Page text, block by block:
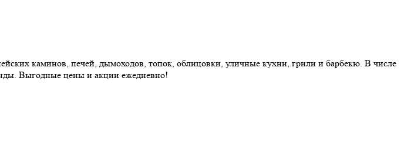
каминов, печей, дымоходов, топок, облицовки, уличные кухни, грили и барбекю. В числе
Выгодные цены и акции ежедневно!